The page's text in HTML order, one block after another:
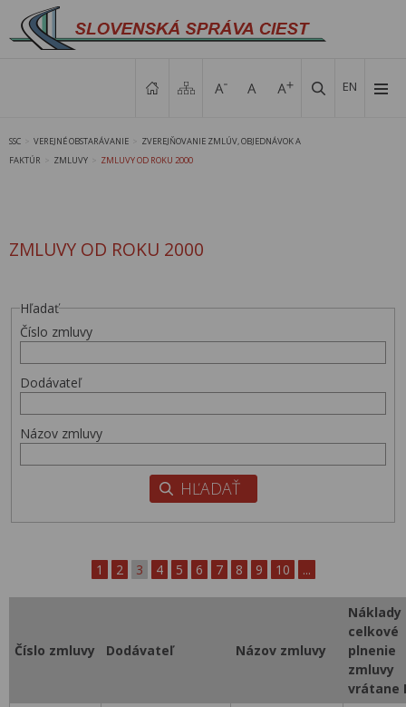
EN
SSC VEREJNÉ OBSTARÁVANIE
ZVEREJŇOVANIE ZMLÚV, OBJEDNÁVOK A
FAKTÚR
ZMLUVY ZMLUVY OD ROKU 2000
ZMLUVY OD ROKU 2000
Hľadať
Číslo zmluvy
Dodávateľ
Názov zmluvy
1 2 3 4 5 6 7 8 9 10 ...
Číslo zmluvy Dodávateľ Názov zmluvy
Náklady
celkové
plnenie
zmluvy
vrátane